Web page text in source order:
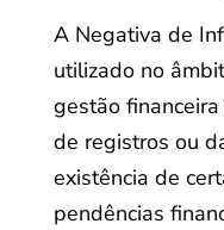
A Negativa de
utilizado no
gestão
de registros ou
existência de
pendências